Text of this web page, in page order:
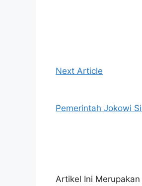
Next Article
Pemerintah Jokowi
Artikel Ini Merupakan